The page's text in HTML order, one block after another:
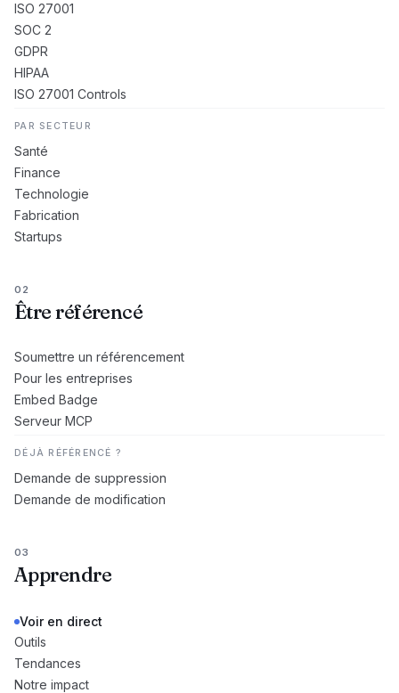
ISO 27001
SOC 2
GDPR
HIPAA
ISO 27001 Controls
PAR SECTEUR
Santé
Finance
Technologie
Fabrication
Startups
02
Être référencé
Soumettre un référencement
Pour les entreprises
Embed Badge
Serveur MCP
DÉJÀ RÉFÉRENCÉ ?
Demande de suppression
Demande de modification
03
Apprendre
Voir en direct
Outils
Tendances
Notre impact